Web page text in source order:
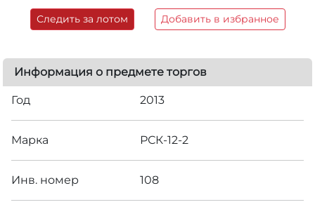
Следить за лотом Добавить в избранное
Информация о предмете торгов
Год 2013
Марка РСК-12-2
Инв. номер 108